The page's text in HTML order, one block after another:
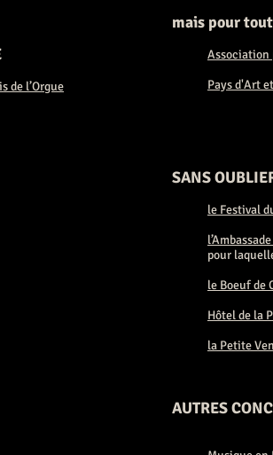
de l’Orgue
mais pour
Association
Pays d'Art
SANS
le Festival
pour
le Boeuf de
Hôtel de la
la Petite
AUTRES